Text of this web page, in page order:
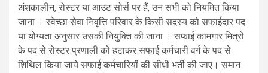
अंशकालीन, रोस्टर या आउट सोर्स पर हैं, उन सभी को नियमित किया
जाना । स्वेच्छा सेवा निवृत्ति परिवार के किसी सदस्य को सफाईदार पद
या योग्यता अनुसार उसकी नियुक्ति की जाना । सफाई कामगार मित्रों
के पद से रोस्टर प्रणाली को हटाकर सफाई कर्मचारी वर्ग के पद से
शिथिल किया जाये सफाई कर्मचारियों की सीधी भर्ती की जाए। समान